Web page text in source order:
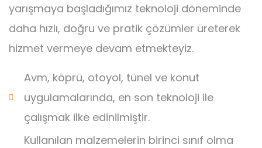
yarışmaya başladığımız teknoloji döneminde
daha hızlı, doğru ve pratik çözümler üreterek
hizmet vermeye devam etmekteyiz.
Avm, köprü, otoyol, tünel ve konut
uygulamalarında, en son teknoloji ile
çalışmak ilke edinilmiştir.
Kullanılan malzemelerin birinci sınıf olma